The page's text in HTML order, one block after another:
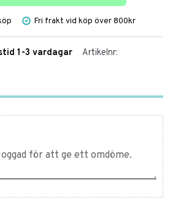
Fri frakt vid köp över 800kr
1-3 vardagar
Artikelnr